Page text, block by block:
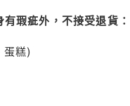
瑕疵外，不接受退貨：
蛋糕)